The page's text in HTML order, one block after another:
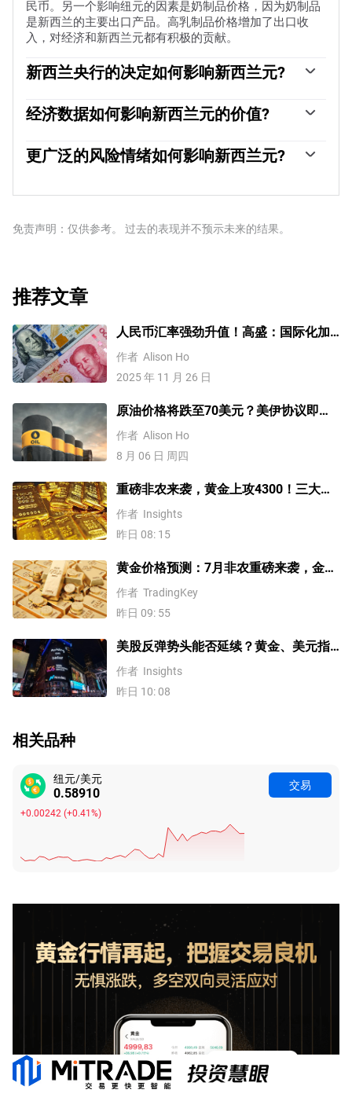
民币。另一个影响纽元的因素是奶制品价格，因为奶制品
是新西兰的主要出口产品。高乳制品价格增加了出口收
入，对经济和新西兰元都有积极的贡献。
新西兰央行的决定如何影响新西兰元?
3%的通货膨胀率，重点是将其保持在2%的中点附近。为
此，银行设定了一个适当的利率水平。当通货膨胀过高
高债券收益率，增加投资者对该国投资的吸引力，从而提
经济数据如何影响新西兰元的价值?
能影响新西兰元(NZD)估值。基于高经济增长、低失业率
和高信心的强劲经济对纽元有利。高增长的经济吸引外国
济实力与高通胀一起出现。相反，如果经济数据疲软，纽
更广泛的风险情绪如何影响新西兰元?
者认为更广泛的市场风险较低并对经济增长持乐观态度
币”带来更有利的前景。相反，在市场动荡或经济不确定
免责声明：仅供参考。 过去的表现并不预示未来的结果。
推荐文章
人民币汇率强劲升值！高盛：国际化加
速，2026年人民币兑美元升至6.85
作者 Alison Ho
2025 年 11 月 26 日
原油价格将跌至70美元？美伊协议即将
达成，但小心冲突再起
作者 Alison Ho
8 月 06 日 周四
重磅非农来袭，黄金上攻4300！三大因
素预示金价升势有望延续
作者 Insights
昨日 08: 15
黄金价格预测：7月非农重磅来袭，金价
站上4300美元后还能涨吗？
作者 TradingKey
昨日 09: 55
美股反弹势头能否延续？黄金、美元指
数、费半指数、纳指100技术分析
作者 Insights
昨日 10: 08
相关品种
纽元/美元
0.58910
+0.00242 (+0.41%)
交易